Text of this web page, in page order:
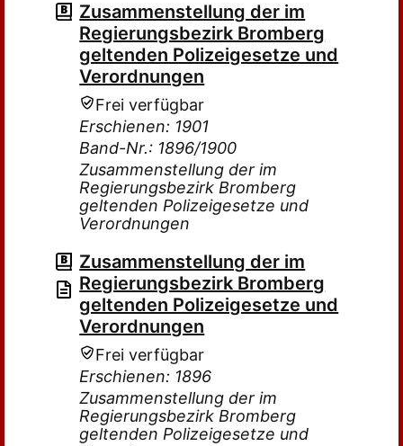
Zusammenstellung der im
Regierungsbezirk Bromberg
geltenden Polizeigesetze und
Verordnungen
Frei verfügbar
Erschienen: 1901
Band-Nr.: 1896/1900
Zusammenstellung der im
Regierungsbezirk Bromberg
geltenden Polizeigesetze und
Verordnungen
Zusammenstellung der im
Regierungsbezirk Bromberg
geltenden Polizeigesetze und
Verordnungen
Frei verfügbar
Erschienen: 1896
Zusammenstellung der im
Regierungsbezirk Bromberg
geltenden Polizeigesetze und